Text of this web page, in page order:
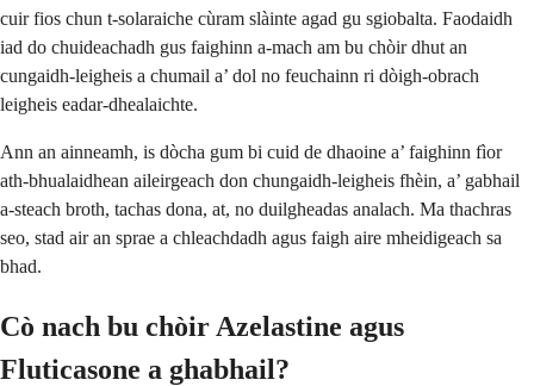
cuir fios chun t-solaraiche cùram slàinte agad gu sgiobalta. Faodaidh
iad do chuideachadh gus faighinn a-mach am bu chòir dhut an
cungaidh-leigheis a chumail a’ dol no feuchainn ri dòigh-obrach
leigheis eadar-dhealaichte.
Ann an ainneamh, is dòcha gum bi cuid de dhaoine a’ faighinn fìor
ath-bhualaidhean aileirgeach don chungaidh-leigheis fhèin, a’ gabhail
a-steach broth, tachas dona, at, no duilgheadas analach. Ma thachras
seo, stad air an sprae a chleachdadh agus faigh aire mheidigeach sa
bhad.
Cò nach bu chòir Azelastine agus
Fluticasone a ghabhail?